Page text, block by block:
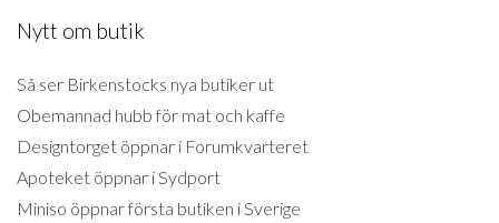
Nytt om butik
Så ser Birkenstocks nya butiker ut
Obemannad hubb för mat och kaffe
Designtorget öppnar i Forumkvarteret
Apoteket öppnar i Sydport
Miniso öppnar första butiken i Sverige